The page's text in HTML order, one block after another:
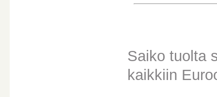
Saiko tuolta
kaikkiin